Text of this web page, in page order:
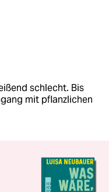
schlecht. Bis
mit pflanzlichen